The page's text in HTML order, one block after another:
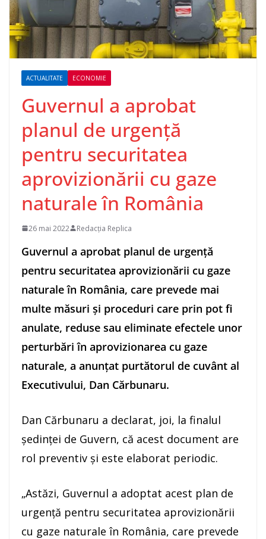
ACTUALITATE ECONOMIE
Guvernul a aprobat
planul de urgenţă
pentru securitatea
aprovizionării cu gaze
naturale în România
26 mai 2022 Redacția Replica
Guvernul a aprobat planul de urgenţă
pentru securitatea aprovizionării cu gaze
naturale în România, care prevede mai
multe măsuri şi proceduri care prin pot fi
anulate, reduse sau eliminate efectele unor
perturbări în aprovizionarea cu gaze
naturale, a anunţat purtătorul de cuvânt al
Executivului, Dan Cărbunaru.
Dan Cărbunaru a declarat, joi, la finalul
şedinţei de Guvern, că acest document are
rol preventiv şi este elaborat periodic.
„Astăzi, Guvernul a adoptat acest plan de
urgenţă pentru securitatea aprovizionării
cu gaze naturale în România, care prevede